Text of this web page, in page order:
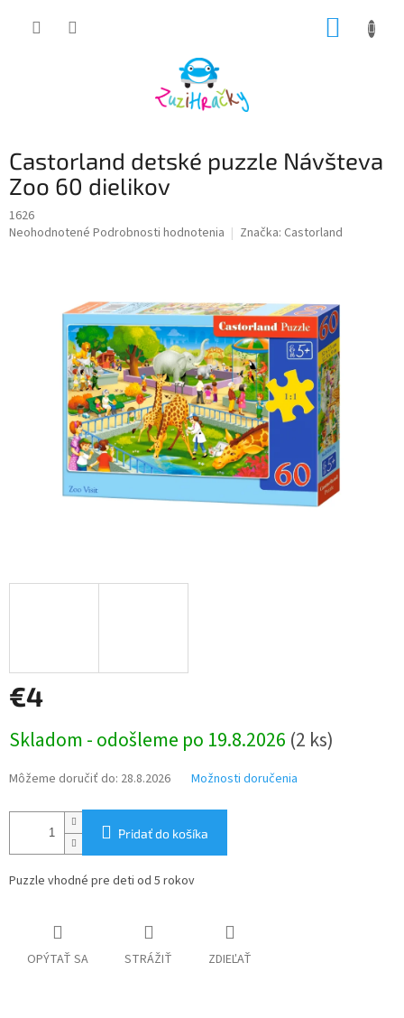
Castorland detské puzzle Návšteva
Zoo 60 dielikov
1626
Priemerné
hviezdičiek.
Neohodnotené Podrobnosti hodnotenia Značka: Castorland
€4
cena:
Skladom - odošleme po 19.8.2026 (2 ks)
Môžeme doručiť do: 28.8.2026 Možnosti doručenia
Pridať do košíka
Puzzle vhodné pre deti od 5 rokov
OPÝTAŤ SA STRÁŽIŤ ZDIEĽAŤ